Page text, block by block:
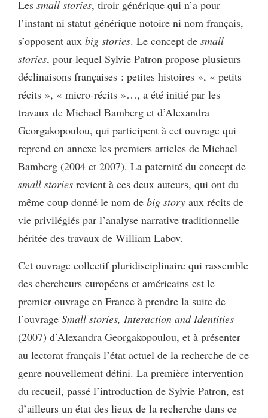
Les small stories, tiroir générique qui n’a pour
l’instant ni statut générique notoire ni nom français,
s’opposent aux big stories. Le concept de small
stories, pour lequel Sylvie Patron propose plusieurs
déclinaisons françaises : petites histoires », « petits
récits », « micro-récits »…, a été initié par les
travaux de Michael Bamberg et d’Alexandra
Georgakopoulou, qui participent à cet ouvrage qui
reprend en annexe les premiers articles de Michael
Bamberg (2004 et 2007). La paternité du concept de
small stories revient à ces deux auteurs, qui ont du
même coup donné le nom de big story aux récits de
vie privilégiés par l’analyse narrative traditionnelle
héritée des travaux de William Labov.
Cet ouvrage collectif pluridisciplinaire qui rassemble
des chercheurs européens et américains est le
premier ouvrage en France à prendre la suite de
l’ouvrage Small stories, Interaction and Identities
(2007) d’Alexandra Georgakopoulou, et à présenter
au lectorat français l’état actuel de la recherche de ce
genre nouvellement défini. La première intervention
du recueil, passé l’introduction de Sylvie Patron, est
d’ailleurs un état des lieux de la recherche dans ce